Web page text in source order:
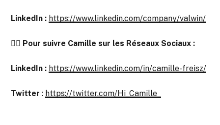
LinkedIn : https://www.linkedin.com/company/valwin/
👉🏻 Pour suivre Camille sur les Réseaux Sociaux :
LinkedIn : https://www.linkedin.com/in/camille-freisz/
Twitter : https://twitter.com/Hi_Camille_